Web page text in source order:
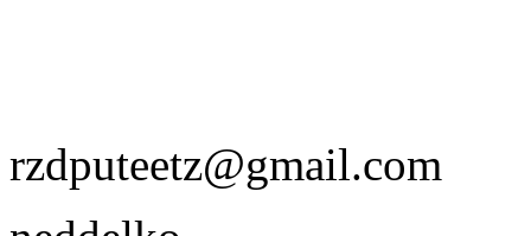
rzdputeetz@gmail.com